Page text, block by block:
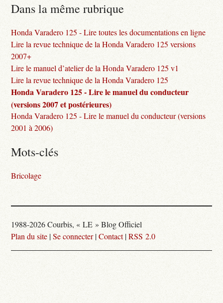
Dans la même rubrique
Honda Varadero 125 - Lire toutes les documentations en ligne
Lire la revue technique de la Honda Varadero 125 versions
2007+
Lire le manuel d’atelier de la Honda Varadero 125 v1
Lire la revue technique de la Honda Varadero 125
Honda Varadero 125 - Lire le manuel du conducteur
(versions 2007 et postérieures)
Honda Varadero 125 - Lire le manuel du conducteur (versions
2001 à 2006)
Mots-clés
Bricolage
1988-2026 Courbis, « LE » Blog Officiel
Plan du site |Se connecter|Contact|RSS 2.0